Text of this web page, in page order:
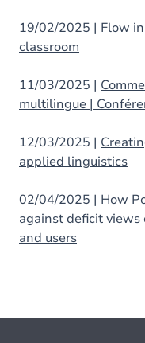
19/02/2025 | Flow
classroom
11/03/2025 |
multilingue |
12/03/2025 |
applied linguistics
02/04/2025 | How
against deficit
and users